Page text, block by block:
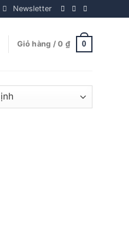
Newsletter
Giỏ hàng /0 ₫ 0